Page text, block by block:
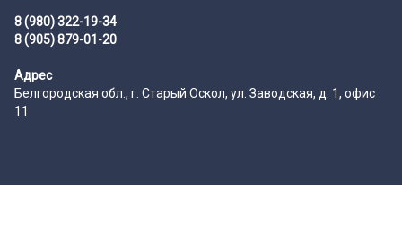
8 (980) 322-19-34
8 (905) 879-01-20
Адрес
Белгородская обл., г. Старый Оскол, ул. Заводская, д. 1, офис
11